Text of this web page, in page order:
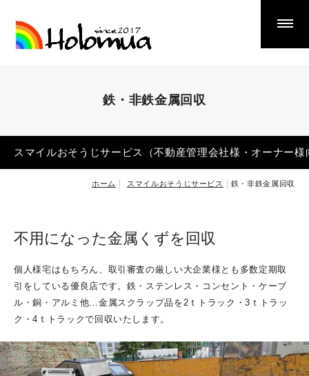
鉄・非鉄金属回収
スマイルおそうじサービス（不動産管理会社様・オーナー様
ホーム スマイルおそうじサービス 鉄・非鉄金属回収
Smile Cleaning Service
スマイルおそうじサービス（不動産管理会社様・オーナ
エアコンクリーニング
リサイクル品買取・販売
鉄・非鉄金属回収
ガチョウたち
不用になった金属くずを回収
個人様宅はもちろん、取引審査の厳しい大企業様とも多数定期取
引をしている優良店です。鉄・ステンレス・コンセント・ケーブ
ル・銅・アルミ他…金属スクラップ品を2ｔトラック・3ｔトラッ
ク・4ｔトラックで回収いたします。